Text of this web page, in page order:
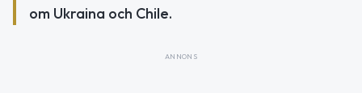
om Ukraina och Chile.
ANNONS